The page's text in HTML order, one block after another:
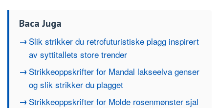
Baca Juga
Slik strikker du retrofuturistiske plagg inspirert
av syttitallets store trender
Strikkeoppskrifter for Mandal lakseelva genser
og slik strikker du plagget
Strikkeoppskrifter for Molde rosenmønster sjal